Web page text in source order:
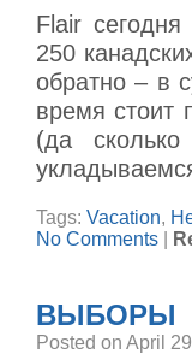
Flair
250
обратно – в
время стоит
(да
Tags: Vacation,
No Comments
ВЫБОРЫ
Posted on April